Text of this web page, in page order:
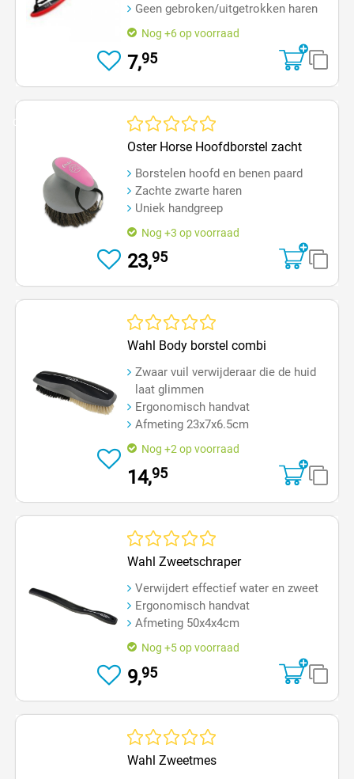
Geen gebroken/uitgetrokken haren
Nog +6 op voorraad
7,95
Op=Op
Oster Horse Hoofdborstel zacht
Borstelen hoofd en benen paard
Zachte zwarte haren
Uniek handgreep
Nog +3 op voorraad
23,95
Wahl Body borstel combi
Zwaar vuil verwijderaar die de huid
laat glimmen
Ergonomisch handvat
Afmeting 23x7x6.5cm
Nog +2 op voorraad
14,95
Wahl Zweetschraper
Verwijdert effectief water en zweet
Ergonomisch handvat
Afmeting 50x4x4cm
Nog +5 op voorraad
9,95
Gemiddelde waardering van 0 van 5 sterren
Wahl Zweetmes